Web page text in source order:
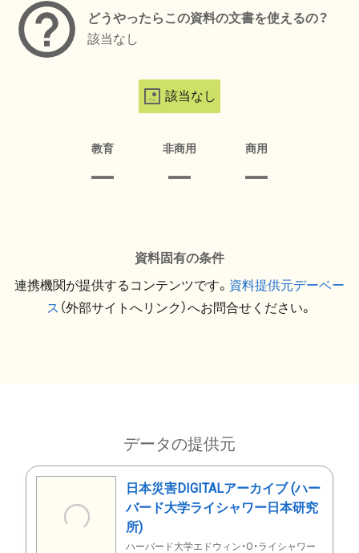
どうやったらこの資料の文書を使えるの？
該当なし
該当なし
教育 非商用 商用
資料固有の条件
連携機関が提供するコンテンツです。 資料提供元デーベー
ス （外部サイトへリンク）へお問合せください。
データの提供元
日本災害DIGITALアーカイブ (ハー
バード大学ライシャワー日本研究
所)
ハーバード大学エドウィン・O・ライシャワー